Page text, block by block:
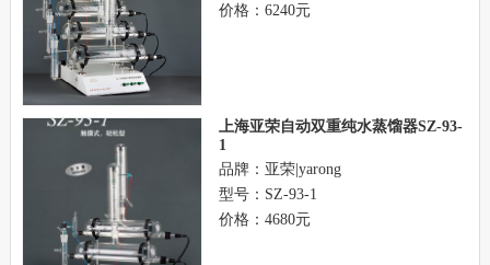
价格：6240元
上海亚荣自动双重纯水蒸馏器SZ-93-
1
品牌：亚荣|yarong
型号：SZ-93-1
价格：4680元